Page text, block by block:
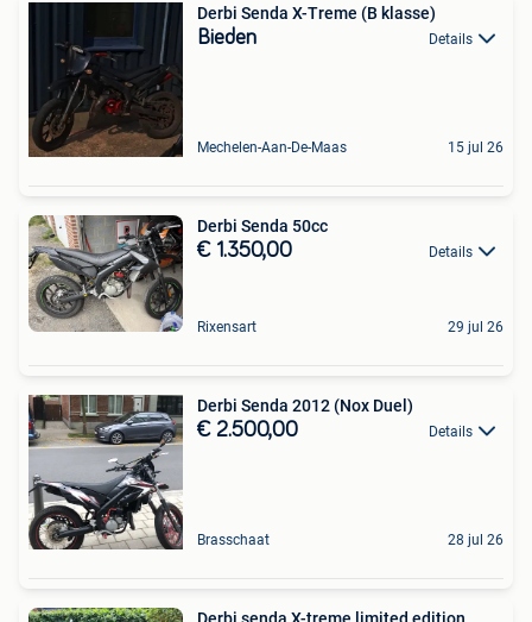
Derbi Senda X-Treme (B klasse)
Bieden Details
Mechelen-Aan-De-Maas 15 jul 26
Derbi Senda 50cc
€ 1.350,00 Details
Rixensart 29 jul 26
Derbi Senda 2012 (Nox Duel)
€ 2.500,00 Details
Brasschaat 28 jul 26
Derbi senda X-treme limited edition